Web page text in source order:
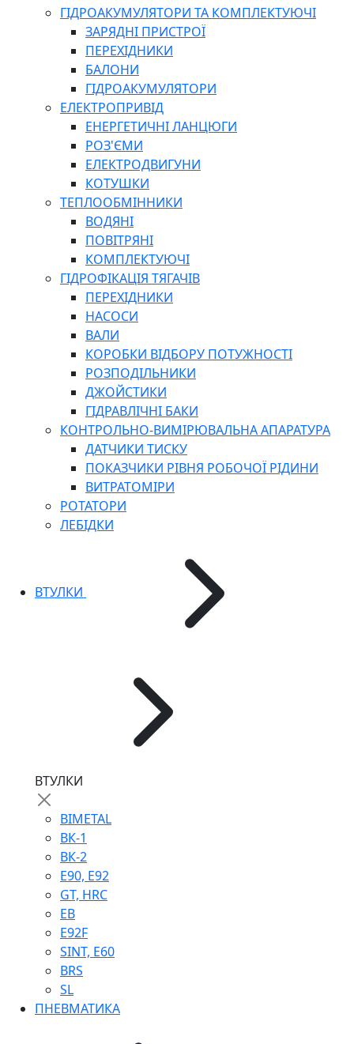
ГІДРОАКУМУЛЯТОРИ ТА КОМПЛЕКТУЮЧІ
ЗАРЯДНІ ПРИСТРОЇ
ПЕРЕХІДНИКИ
БАЛОНИ
ГІДРОАКУМУЛЯТОРИ
ЕЛЕКТРОПРИВІД
ЕНЕРГЕТИЧНІ ЛАНЦЮГИ
РОЗ'ЄМИ
ЕЛЕКТРОДВИГУНИ
КОТУШКИ
ТЕПЛООБМІННИКИ
ВОДЯНІ
ПОВІТРЯНІ
КОМПЛЕКТУЮЧІ
ГІДРОФІКАЦІЯ ТЯГАЧІВ
ПЕРЕХІДНИКИ
НАСОСИ
ВАЛИ
КОРОБКИ ВІДБОРУ ПОТУЖНОСТІ
РОЗПОДІЛЬНИКИ
ДЖОЙСТИКИ
ГІДРАВЛІЧНІ БАКИ
КОНТРОЛЬНО-ВИМІРЮВАЛЬНА АПАРАТУРА
ДАТЧИКИ ТИСКУ
ПОКАЗЧИКИ РІВНЯ РОБОЧОЇ РІДИНИ
ВИТРАТОМІРИ
РОТАТОРИ
ЛЕБІДКИ
ВТУЛКИ
ВТУЛКИ
BIMETAL
ВК-1
ВК-2
Е90, E92
GT, HRC
EB
Е92F
SINT, E60
BRS
SL
ПНЕВМАТИКА